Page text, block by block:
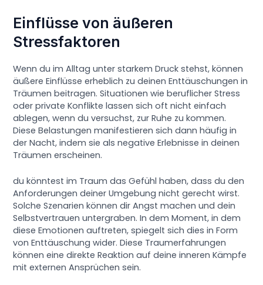
Einflüsse von äußeren
Stressfaktoren
Wenn du im Alltag unter starkem Druck stehst, können
äußere Einflüsse erheblich zu deinen Enttäuschungen in
Träumen beitragen. Situationen wie beruflicher Stress
oder private Konflikte lassen sich oft nicht einfach
ablegen, wenn du versuchst, zur Ruhe zu kommen.
Diese Belastungen manifestieren sich dann häufig in
der Nacht, indem sie als negative Erlebnisse in deinen
Träumen erscheinen.
du könntest im Traum das Gefühl haben, dass du den
Anforderungen deiner Umgebung nicht gerecht wirst.
Solche Szenarien können dir Angst machen und dein
Selbstvertrauen untergraben. In dem Moment, in dem
diese Emotionen auftreten, spiegelt sich dies in Form
von Enttäuschung wider. Diese Traumerfahrungen
können eine direkte Reaktion auf deine inneren Kämpfe
mit externen Ansprüchen sein.